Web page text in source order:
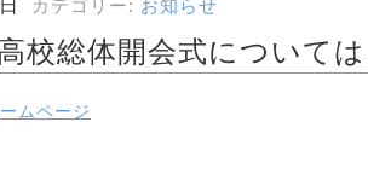
カテゴリー: お知らせ
校総体開会式について
ムページ